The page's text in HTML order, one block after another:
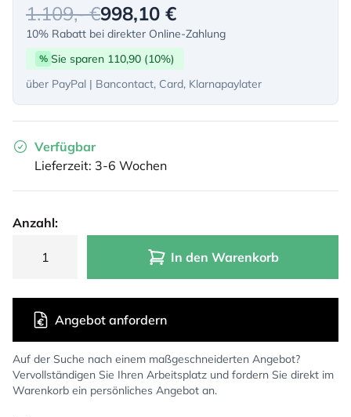
1.109,- €998,10 €
10% Rabatt bei direkter Online-Zahlung
% Sie sparen 110,90 (10%)
über PayPal | Bancontact, Card, Klarnapaylater
Verfügbar
Lieferzeit: 3-6 Wochen
Anzahl:
In den Warenkorb
Auf der Suche nach einem maßgeschneiderten Angebot?
Vervollständigen Sie Ihren Arbeitsplatz und fordern Sie direkt im
Warenkorb ein persönliches Angebot an.
Angebot anfordern